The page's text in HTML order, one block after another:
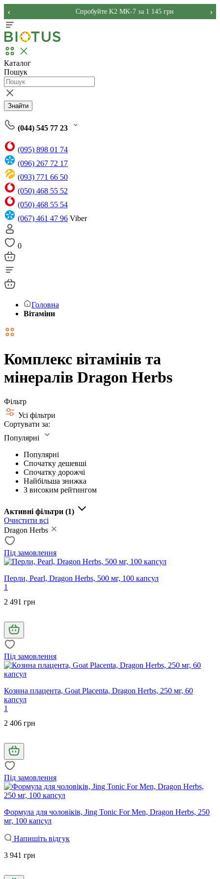
Спробуйте K2 MK-7 за 1 145 грн
‹ ›
Каталог
Пошук
Знайти
(044) 545 77 23
(095) 898 01 74
(096) 267 72 17
(093) 771 66 50
(050) 468 55 52
(050) 468 55 54
(067) 461 47 96 Viber
0
Головна
Вітаміни
Комплекс вітамінів та
мінералів Dragon Herbs
Фільтр
Усі фільтри
Сортувати за:
Популярні
Популярні
Спочатку дешевші
Спочатку дорожчі
Найбільша знижка
З високим рейтингом
Активні фільтри (1)
Очистити всі
Dragon Herbs
Під замовлення
Перли, Pearl, Dragon Herbs, 500 мг, 100 капсул
1
2 491 грн
Під замовлення
Козина плацента, Goat Placenta, Dragon Herbs, 250 мг, 60
капсул
1
2 406 грн
Під замовлення
Формула для чоловіків, Jing Tonic For Men, Dragon Herbs, 250
мг, 100 капсул
Напишіть відгук
3 941 грн